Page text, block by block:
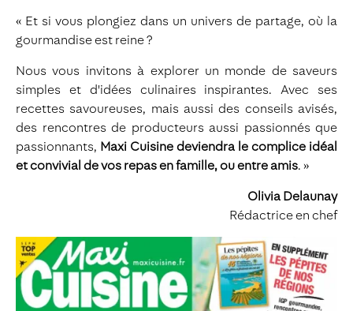
« Et si vous plongiez dans un univers de partage, où la
gourmandise est reine ?
Nous vous invitons à explorer un monde de saveurs
simples et d'idées culinaires inspirantes. Avec ses
recettes savoureuses, mais aussi des conseils avisés,
des rencontres de producteurs aussi passionnés que
passionnants, Maxi Cuisine deviendra le complice idéal
et convivial de vos repas en famille, ou entre amis. »
Olivia Delaunay
Rédactrice en chef